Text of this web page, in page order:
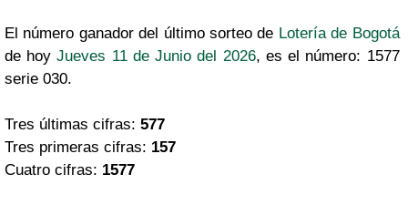
El número ganador del último sorteo de Lotería de Bogotá
de hoyJueves 11 de Junio del 2026, es el número: 1577
serie 030.
Tres últimas cifras: 577
Tres primeras cifras: 157
Cuatro cifras: 1577